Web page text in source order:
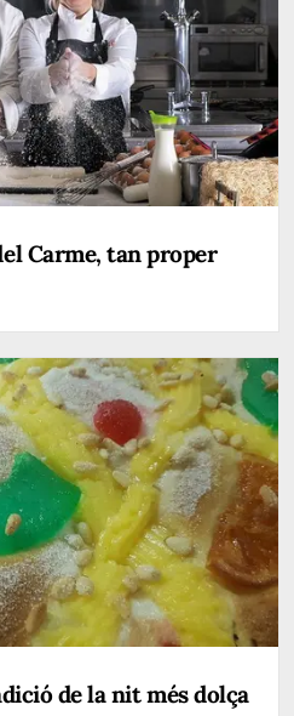
Carme, tan proper
de la nit més dolça